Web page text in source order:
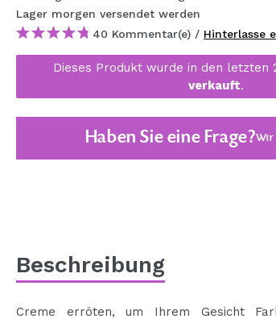
MAQUIFARMA
KOREA ZONE
NATURE
BALD VERFÜGBAR
Lager morgen versendet werden
40 Kommentar(e) / Hinterlasse
Dieses Produkt wurde in den letzten
verkauft.
Haben Sie eine Frage?Wir
Beschreibung
Creme erröten, um Ihrem Gesicht